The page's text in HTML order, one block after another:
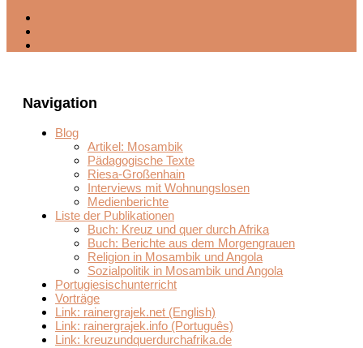
Navigation
Blog
Artikel: Mosambik
Pädagogische Texte
Riesa-Großenhain
Interviews mit Wohnungslosen
Medienberichte
Liste der Publikationen
Buch: Kreuz und quer durch Afrika
Buch: Berichte aus dem Morgengrauen
Religion in Mosambik und Angola
Sozialpolitik in Mosambik und Angola
Portugiesischunterricht
Vorträge
Link: rainergrajek.net (English)
Link: rainergrajek.info (Português)
Link: kreuzundquerdurchafrika.de